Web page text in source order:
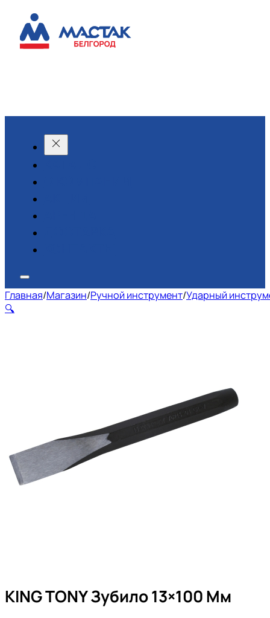
Главная/Магазин/Ручной инструмент/Ударный
🔍
KING TONY Зубило 13×100 Мм